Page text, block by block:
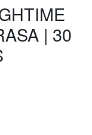
| 30